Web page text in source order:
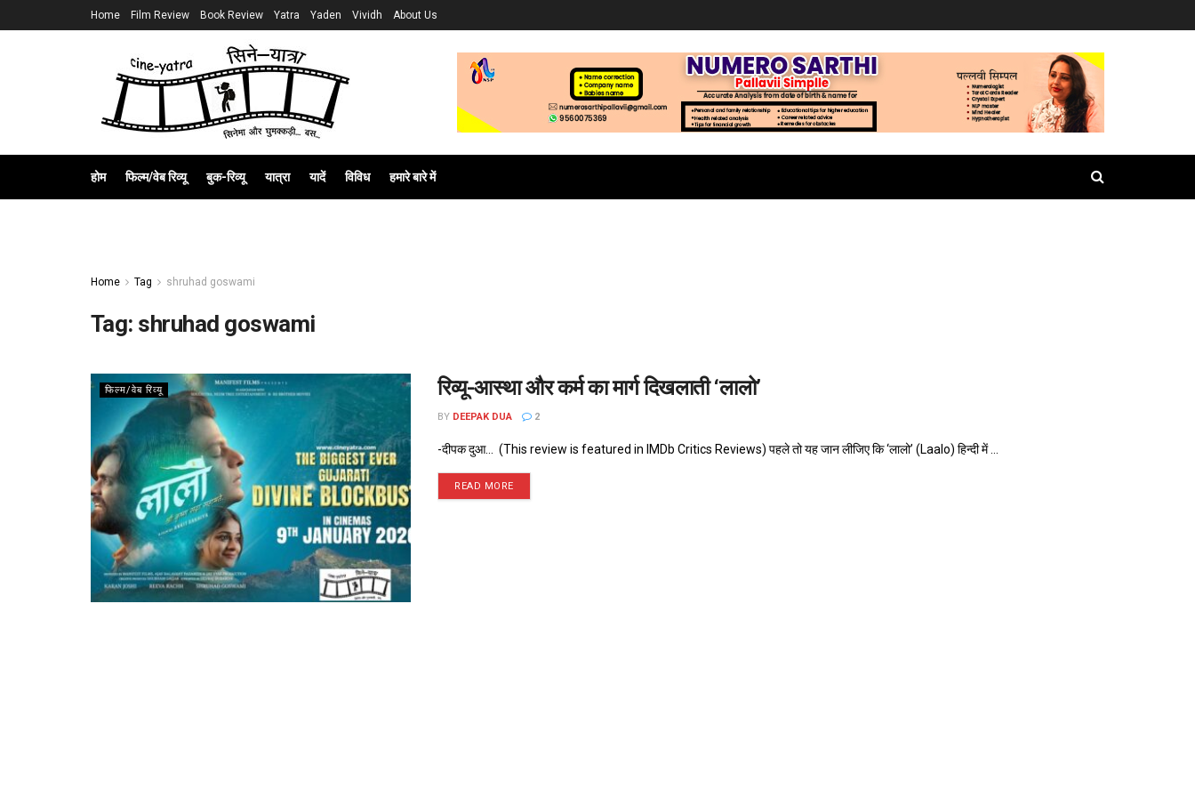
Home Film Review Book Review Yatra Yaden Vividh About Us
होम फिल्म/वेब रिव्यू बुक-रिव्यू यात्रा यादें विविध हमारे बारे में
Home Tag shruhad goswami
Tag: shruhad goswami
फिल्म/वेब रिव्यू रिव्यू-आस्था और कर्म का मार्ग दिखलाती ‘लालो’
BY DEEPAK DUA 2
-दीपक दुआ... (This review is featured in IMDb Critics Reviews) पहले तो यह जान लीजिए कि ‘लालो’ (Laalo) हिन्दी में ...
READ MORE